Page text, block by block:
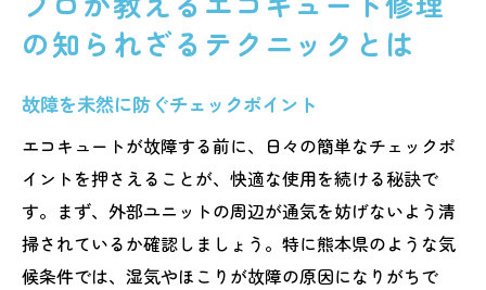
の知られざるテクニックとは
故障を未然に防ぐチェックポイント
エコキュートが故障する前に、日々の簡単なチェックポ
イントを押さえることが、快適な使用を続ける秘訣で
す。まず、外部ユニットの周辺が通気を妨げないよう清
掃されているか確認しましょう。特に熊本県のような気
候条件では、湿気やほこりが故障の原因になりがちで